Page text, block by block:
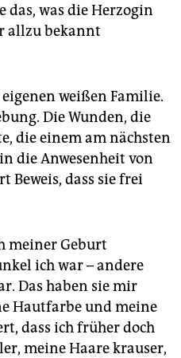
das, was die Herzogin
allzu bekannt
weißen Familie.
Die Wunden, die
die einem am nächsten
die Anwesenheit von
Beweis, dass sie frei
meiner Geburt
ich war – andere
Das haben sie mir
Hautfarbe und meine
dass ich früher doch
meine Haare krauser,